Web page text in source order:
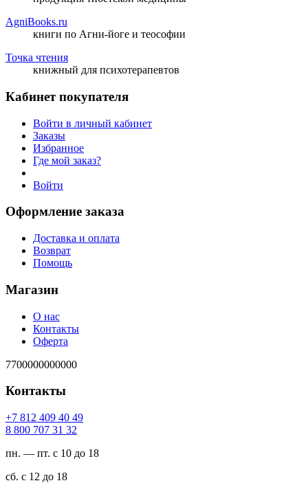
AgniBooks.ru
книги по Агни-йоге и теософии
Точка чтения
книжный для психотерапевтов
Кабинет покупателя
Войти в личный кабинет
Заказы
Избранное
Где мой заказ?
Войти
Оформление заказа
Доставка и оплата
Возврат
Помощь
Магазин
О нас
Контакты
Оферта
7700000000000
Контакты
94 04 904 218 7+
23 13 707 008 8
пн. — пт. с 10 до 18
сб. с 12 до 18